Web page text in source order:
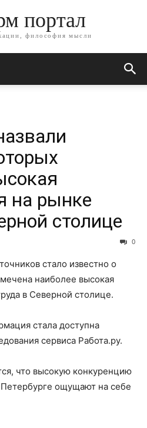
портал
философия мысли
на рынке
столице
0
стало известно о
наиболее высокая
в Северной столице.
стала доступна
сервиса Работа.ру.
что высокую конкуренцию
ощущают на себе